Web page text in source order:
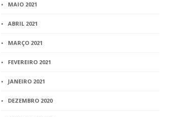
MAIO 2021
ABRIL 2021
MARÇO 2021
FEVEREIRO 2021
JANEIRO 2021
DEZEMBRO 2020